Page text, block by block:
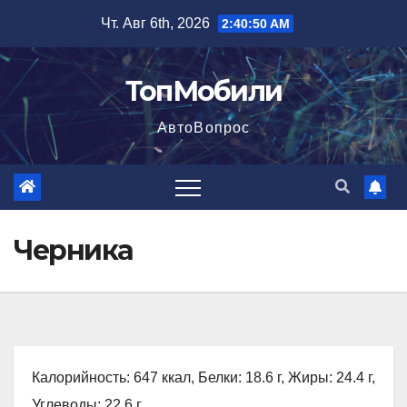
содержимому
Чт. Авг 6th, 2026 2:40:50 AM
ТопМобили
АвтоВопрос
Черника
Калорийность: 647 ккал, Белки: 18.6 г, Жиры: 24.4 г,